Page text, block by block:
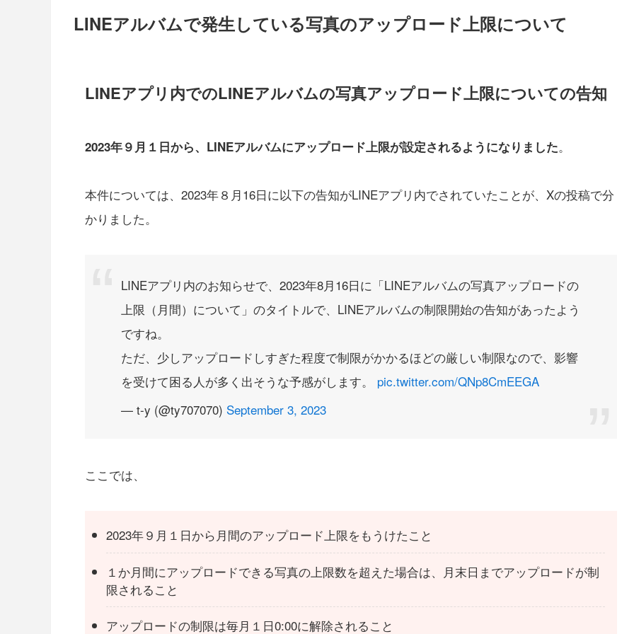
LINEアルバムで発生している写真のアップロード上限について
LINEアプリ内でのLINEアルバムの写真アップロード上限についての告知
2023年９月１日から、LINEアルバムにアップロード上限が設定されるようになりました。
本件については、2023年８月16日に以下の告知がLINEアプリ内でされていたことが、Xの投稿で分
かりました。
LINEアプリ内のお知らせで、2023年8月16日に「LINEアルバムの写真アップロードの
上限（月間）について」のタイトルで、LINEアルバムの制限開始の告知があったよう
ですね。
ただ、少しアップロードしすぎた程度で制限がかかるほどの厳しい制限なので、影響
を受けて困る人が多く出そうな予感がします。 pic.twitter.com/QNp8CmEEGA
— t-y (@ty707070) September 3, 2023
ここでは、
2023年９月１日から月間のアップロード上限をもうけたこと
１か月間にアップロードできる写真の上限数を超えた場合は、月末日までアップロードが制
限されること
アップロードの制限は毎月１日0:00に解除されること